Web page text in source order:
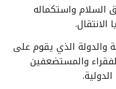
السلام واستكماله
والدولة الذي يقوم على
والمستضعفين